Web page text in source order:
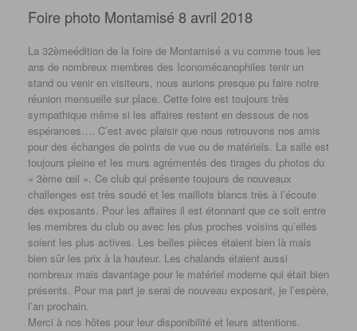
Foire photo Montamisé 8 avril 2018
La 32èmeédition de la foire de Montamisé a vu comme tous les
ans de nombreux membres des Iconomécanophiles tenir un
stand ou venir en visiteurs, nous aurions presque pu faire notre
réunion mensuelle sur place. Cette foire est toujours très
sympathique même si les affaires restent en dessous de nos
espérances…. C’est avec plaisir que nous retrouvons nos amis
pour des échanges de points de vue ou de matériels. La salle est
toujours pleine et les murs agrémentés des tirages du photos du
« 3ème œil ». Ce club qui présente toujours de nouveaux
challenges est très soudé et les maillots blancs très à l’écoute
des exposants. Pour les affaires il est étonnant que ce soit entre
les membres du club ou avec les plus proches voisins qu’elles
soient les plus actives. Les belles pièces étaient bien là mais
bien sûr les prix à la hauteur. Les chalands étaient aussi
nombreux mais davantage pour le matériel moderne qui était bien
présents. Pour ma part je serai de nouveau exposant, je l’espère,
l’an prochain.
Merci à nos hôtes pour leur disponibilité et leurs attentions.